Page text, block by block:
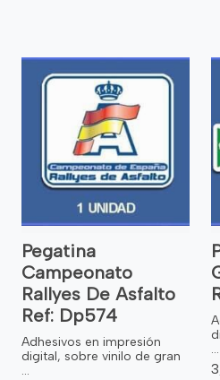
Pegatina
Campeonato
Rallyes De Asfalto
Ref: Dp574
Adhesivos en impresión
digital, sobre vinilo de gran
...
...